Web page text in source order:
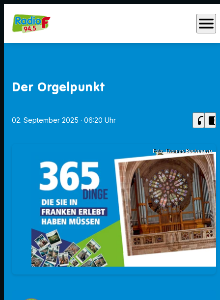
menu
Der Orgelpunkt
02. September 2025 · 06:20 Uhr headphones chrome_reader_mode
Foto: Thomas Bachmann